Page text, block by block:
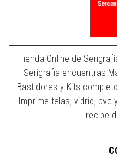
Tienda Online de
Serigrafía encuentras
Bastidores y Kits
Imprime telas, vidrio,
recibe